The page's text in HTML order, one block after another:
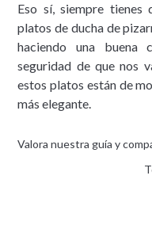
Eso sí, siempre tienes
platos de ducha de
haciendo una
seguridad de que nos
estos platos están de
más elegante.
Valora nuestra guía y